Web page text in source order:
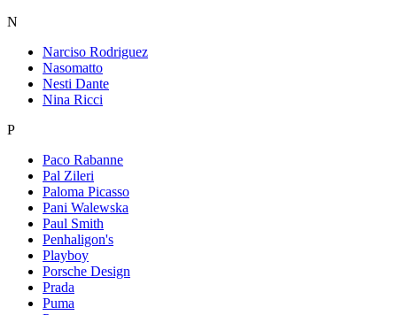
N
Narciso Rodriguez
Nasomatto
Nesti Dante
Nina Ricci
P
Paco Rabanne
Pal Zileri
Paloma Picasso
Pani Walewska
Paul Smith
Penhaligon's
Playboy
Porsche Design
Prada
Puma